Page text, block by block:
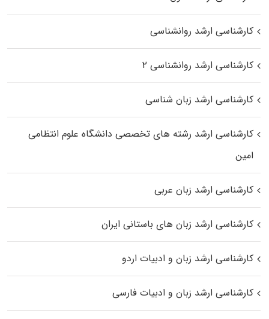
کارشناسی ارشد روانشناسی
کارشناسی ارشد روانشناسی ۲
کارشناسی ارشد زبان شناسی
کارشناسی ارشد رﺷﺘﻪ ﻫﺎی تخصصی داﻧﺸﮕﺎه ﻋﻠﻮم انتظامی
اﻣﻴﻦ
کارشناسی ارشد زبان عربی
کارشناسی ارشد زبان‌ های باستانی ایران
کارشناسی ارشد زبان و ادبیات اردو
کارشناسی ارشد زبان و ادبیات فارسی